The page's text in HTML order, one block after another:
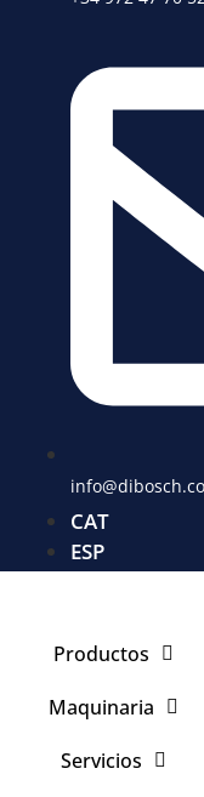
CAT
ESP
Productos
Maquinaria
Servicios